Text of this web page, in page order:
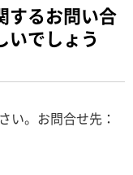
するお問い合
いでしょう
い。お問合せ先：